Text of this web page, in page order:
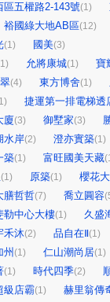
區五權路2-143號(1)
裕國綠大地AB區(12)
(1) 國美(3)
允將康城(1)
寶
(4) 東方博舍(1)
捷運第一排電梯透
廈(3) 御墅家(3)
水岸(2) 澄亦實築(1)
築(1) 富旺國美天藏
(1) 原築(1)
櫻花
膳哲哲(7) 喬立圓容
勒中心大樓(1)
久盛
禾沐(2) 品自在Ⅱ(1)
州 (1) 仁山潮尚居(1)
(1) 時代四季(2)
級店霸(1)
赫里翁傳